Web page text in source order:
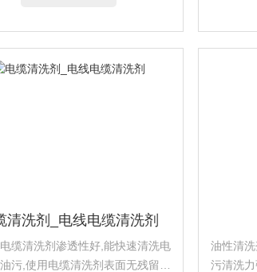
清洗剂_电线电缆清洗剂
缆清洗剂渗透性好,能快速清洗电
污,使用电缆清洗剂表面无残留,
油性清
污清洗力